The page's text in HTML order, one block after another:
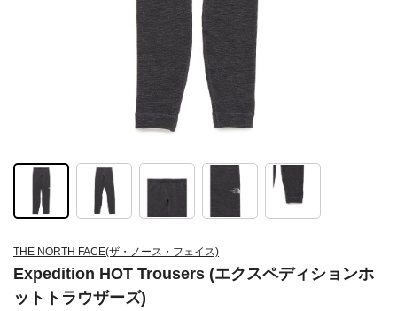
THE NORTH FACE(ザ・ノース・フェイス)
Expedition HOT Trousers (エクスペディションホ
ットトラウザーズ)